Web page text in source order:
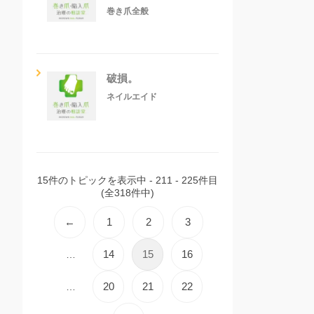
巻き爪全般
破損。
ネイルエイド
15件のトピックを表示中 - 211 - 225件目
(全318件中)
← 1 2 3
14 15 16
20 21 22